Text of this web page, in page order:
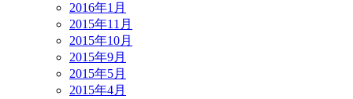
2016年1月
2015年11月
2015年10月
2015年9月
2015年5月
2015年4月